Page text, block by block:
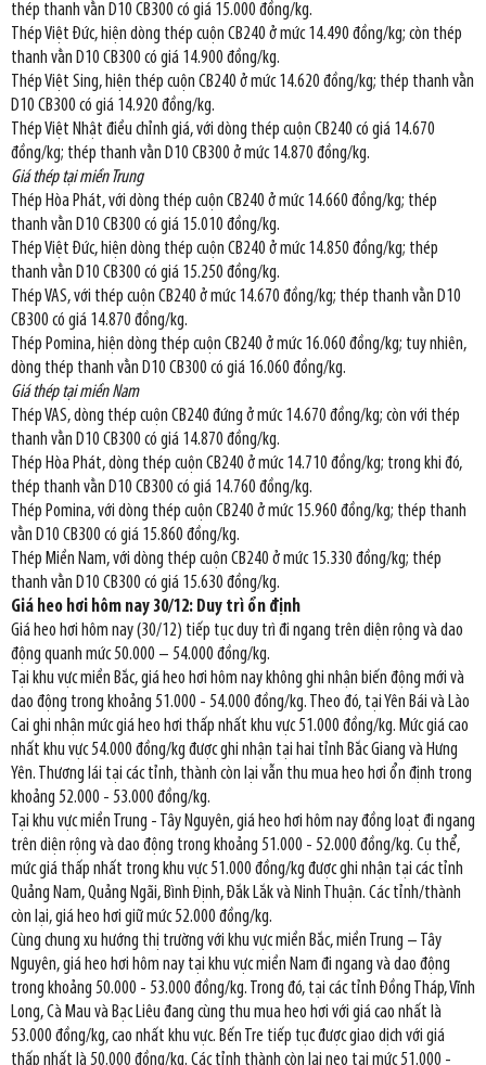
thép thanh vằn D10 CB300 có giá 15.000 đồng/kg.
Thép Việt Đức, hiện dòng thép cuộn CB240 ở mức 14.490 đồng/kg; còn thép
thanh vằn D10 CB300 có giá 14.900 đồng/kg.
Thép Việt Sing, hiện thép cuộn CB240 ở mức 14.620 đồng/kg; thép thanh vằn
D10 CB300 có giá 14.920 đồng/kg.
Thép Việt Nhật điều chỉnh giá, với dòng thép cuộn CB240 có giá 14.670
đồng/kg; thép thanh vằn D10 CB300 ở mức 14.870 đồng/kg.
Giá thép tại miền Trung
Thép Hòa Phát, với dòng thép cuộn CB240 ở mức 14.660 đồng/kg; thép
thanh vằn D10 CB300 có giá 15.010 đồng/kg.
Thép Việt Đức, hiện dòng thép cuộn CB240 ở mức 14.850 đồng/kg; thép
thanh vằn D10 CB300 có giá 15.250 đồng/kg.
Thép VAS, với thép cuộn CB240 ở mức 14.670 đồng/kg; thép thanh vằn D10
CB300 có giá 14.870 đồng/kg.
Thép Pomina, hiện dòng thép cuộn CB240 ở mức 16.060 đồng/kg; tuy nhiên,
dòng thép thanh vằn D10 CB300 có giá 16.060 đồng/kg.
Giá thép tại miền Nam
Thép VAS, dòng thép cuộn CB240 đứng ở mức 14.670 đồng/kg; còn với thép
thanh vằn D10 CB300 có giá 14.870 đồng/kg.
Thép Hòa Phát, dòng thép cuộn CB240 ở mức 14.710 đồng/kg; trong khi đó,
thép thanh vằn D10 CB300 có giá 14.760 đồng/kg.
Thép Pomina, với dòng thép cuộn CB240 ở mức 15.960 đồng/kg; thép thanh
vằn D10 CB300 có giá 15.860 đồng/kg.
Thép Miền Nam, với dòng thép cuộn CB240 ở mức 15.330 đồng/kg; thép
thanh vằn D10 CB300 có giá 15.630 đồng/kg.
Giá heo hơi hôm nay 30/12: Duy trì ổn định
Giá heo hơi hôm nay (30/12) tiếp tục duy trì đi ngang trên diện rộng và dao
động quanh mức 50.000 – 54.000 đồng/kg.
Tại khu vực miền Bắc, giá heo hơi hôm nay không ghi nhận biến động mới và
dao động trong khoảng 51.000 - 54.000 đồng/kg. Theo đó, tại Yên Bái và Lào
Cai ghi nhận mức giá heo hơi thấp nhất khu vực 51.000 đồng/kg. Mức giá cao
nhất khu vực 54.000 đồng/kg được ghi nhận tại hai tỉnh Bắc Giang và Hưng
Yên. Thương lái tại các tỉnh, thành còn lại vẫn thu mua heo hơi ổn định trong
khoảng 52.000 - 53.000 đồng/kg.
Tại khu vực miền Trung - Tây Nguyên, giá heo hơi hôm nay đồng loạt đi ngang
trên diện rộng và dao động trong khoảng 51.000 - 52.000 đồng/kg. Cụ thể,
mức giá thấp nhất trong khu vực 51.000 đồng/kg được ghi nhận tại các tỉnh
Quảng Nam, Quảng Ngãi, Bình Định, Đắk Lắk và Ninh Thuận. Các tỉnh/thành
còn lại, giá heo hơi giữ mức 52.000 đồng/kg.
Cùng chung xu hướng thị trường với khu vực miền Bắc, miền Trung – Tây
Nguyên, giá heo hơi hôm nay tại khu vực miền Nam đi ngang và dao động
trong khoảng 50.000 - 53.000 đồng/kg. Trong đó, tại các tỉnh Đồng Tháp, Vĩnh
Long, Cà Mau và Bạc Liêu đang cùng thu mua heo hơi với giá cao nhất là
53.000 đồng/kg, cao nhất khu vực. Bến Tre tiếp tục được giao dịch với giá
thấp nhất là 50.000 đồng/kg. Các tỉnh thành còn lại neo tại mức 51.000 -